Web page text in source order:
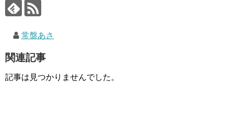
常盤あさ
関連記事
記事は見つかりませんでした。